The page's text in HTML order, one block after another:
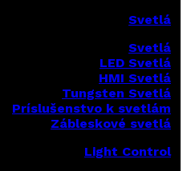
Svetlá
Svetlá
LED Svetlá
HMI Svetlá
Tungsten Svetlá
Príslušenstvo k svetlám
Zábleskové svetlá
Light Control